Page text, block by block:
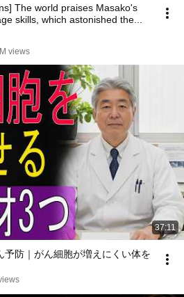
The world praises Masako's
skills, which astonished the...
views
37:11
予防｜がん細胞が増えにくい体を